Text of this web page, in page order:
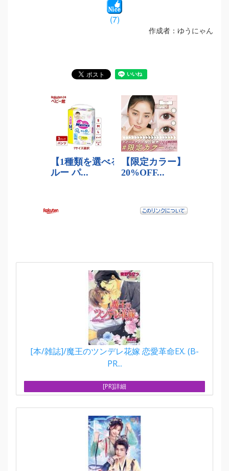
[本/雑誌]/魔王のツンデレ花嫁 恋愛革命EX. (B-
PR...
[PR]詳細